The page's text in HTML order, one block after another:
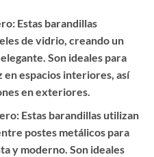
Estas barandillas
de vidrio, creando un
Son ideales para
en espacios interiores, así
en exteriores.
Estas barandillas utilizan
postes metálicos para
y moderno. Son ideales